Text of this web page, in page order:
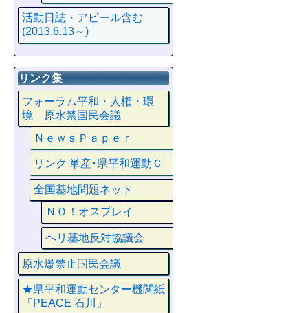
活動日誌・アピール含む
(2013.6.13～)
リンク集
フォーラム平和・人権・環
境 原水禁国民会議
ＮｅｗｓＰａｐｅｒ
リンク 単産･県平和運動Ｃ
全国基地問題ネット
ＮＯ！オスプレイ
ヘリ基地反対協議会
原水爆禁止国民会議
★県平和運動センター機関紙
「PEACE 石川」